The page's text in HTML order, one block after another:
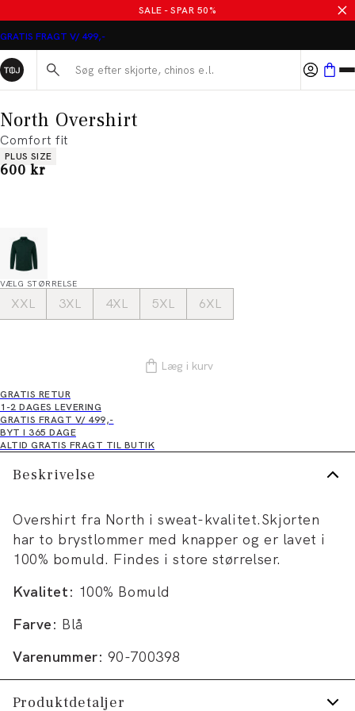
SALE - SPAR 50%
GRATIS FRAGT V/ 499,-
Søg her...
North Overshirt
Comfort fit
Produkt egenskaber
PLUS SIZE
I alt (inkl. rabat)
600 kr
VÆLG STØRRELSE
XXL 3XL 4XL 5XL 6XL
Læg i kurv
GRATIS RETUR
1-2 DAGES LEVERING
GRATIS FRAGT V/ 499,-
BYT I 365 DAGE
ALTID GRATIS FRAGT TIL BUTIK
Beskrivelse
Overshirt fra North i sweat-kvalitet.Skjorten
har to brystlommer med knapper og er lavet i
100% bomuld. Findes i store størrelser.
Kvalitet: 100% Bomuld
Farve: Blå
Varenummer: 90-700398
Produktdetaljer